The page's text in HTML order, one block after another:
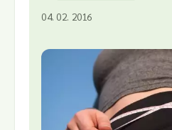
04. 02. 2016